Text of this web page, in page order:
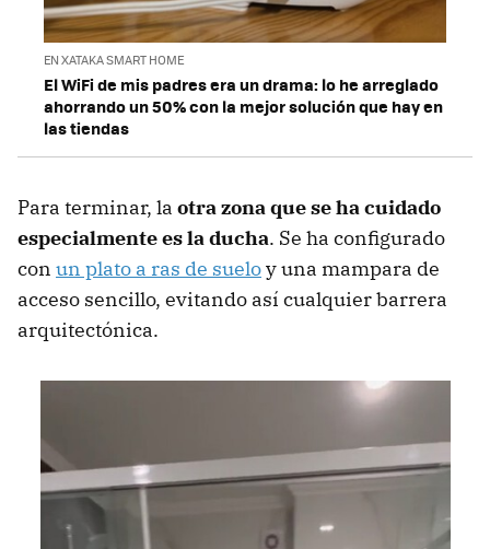
EN XATAKA SMART HOME
El WiFi de mis padres era un drama: lo he arreglado
ahorrando un 50% con la mejor solución que hay en
las tiendas
Para terminar, la otra zona que se ha cuidado
especialmente es la ducha. Se ha configurado
con un plato a ras de sueloy una mampara de
acceso sencillo, evitando así cualquier barrera
arquitectónica.